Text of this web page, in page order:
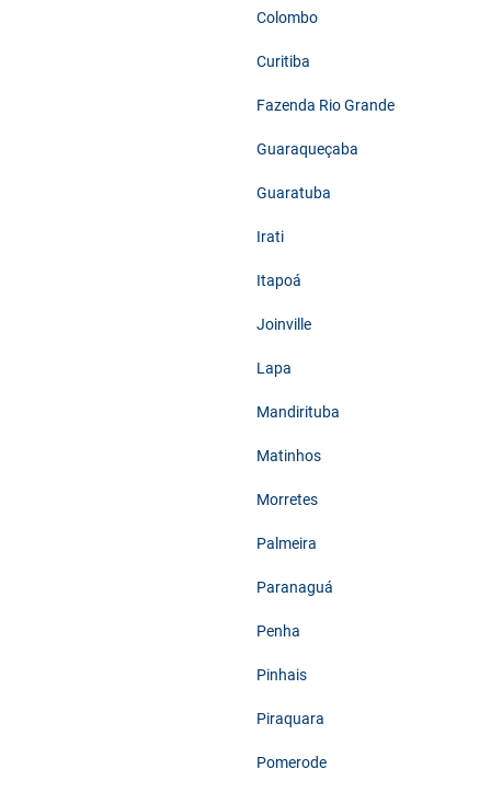
Colombo
Curitiba
Fazenda Rio Grande
Guaraqueçaba
Guaratuba
Irati
Itapoá
Joinville
Lapa
Mandirituba
Matinhos
Morretes
Palmeira
Paranaguá
Penha
Pinhais
Piraquara
Pomerode